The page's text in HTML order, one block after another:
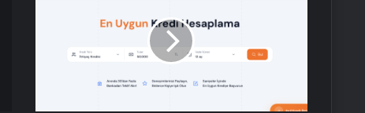
Nişantaşı Üniversitesi’nden 2026 YKS
Ücret ve Kesintisiz Burs
Sağlıyor